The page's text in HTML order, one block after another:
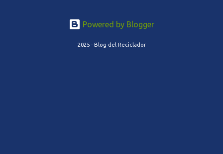
Powered by Blogger
2025 - Blog del Reciclador